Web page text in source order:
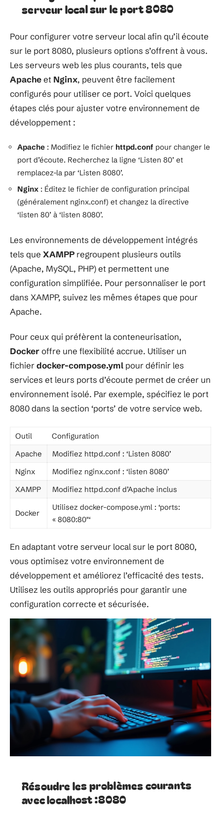
serveur local sur le port 8080
Pour configurer votre serveur local afin qu’il écoute
sur le port 8080, plusieurs options s’offrent à vous.
Les serveurs web les plus courants, tels que
Apacheet Nginx, peuvent être facilement
configurés pour utiliser ce port. Voici quelques
étapes clés pour ajuster votre environnement de
développement :
Apache : Modifiez le fichier httpd.conf pour changer le
port d’écoute. Recherchez la ligne ‘Listen 80’ et
remplacez-la par ‘Listen 8080’.
Nginx : Éditez le fichier de configuration principal
(généralement nginx.conf) et changez la directive
‘listen 80’ à ‘listen 8080’.
Les environnements de développement intégrés
tels que XAMPP regroupent plusieurs outils
(Apache, MySQL, PHP) et permettent une
configuration simplifiée. Pour personnaliser le port
dans XAMPP, suivez les mêmes étapes que pour
Apache.
Pour ceux qui préfèrent la conteneurisation,
Dockeroffre une flexibilité accrue. Utiliser un
fichierdocker-compose.yml pour définir les
services et leurs ports d’écoute permet de créer un
environnement isolé. Par exemple, spécifiez le port
8080 dans la section ‘ports’ de votre service web.
Outil
Configuration
Apache
Modifiez httpd.conf : ‘Listen 8080’
Nginx
Modifiez nginx.conf : ‘listen 8080’
XAMPP
Modifiez httpd.conf d’Apache inclus
Docker
Utilisez docker-compose.yml : ‘ports:
« 8080:80″‘
En adaptant votre serveur local sur le port 8080,
vous optimisez votre environnement de
développement et améliorez l’efficacité des tests.
Utilisez les outils appropriés pour garantir une
configuration correcte et sécurisée.
Résoudre les problèmes courants
avec localhost :8080